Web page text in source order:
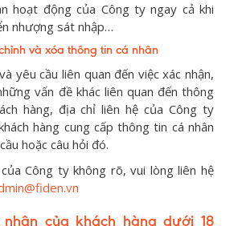
hoạt động của Công ty ngay cả khi
nhượng sát nhập…
và xóa thông tin cá nhân
yêu cầu liên quan đến việc xác nhận,
vấn đề khác liên quan đến thông
hàng, địa chỉ liên hệ của Công ty
hàng cung cấp thông tin cá nhân
hoặc câu hỏi đó.
Công ty không rõ, vui lòng liên hệ
của khách hàng dưới 18